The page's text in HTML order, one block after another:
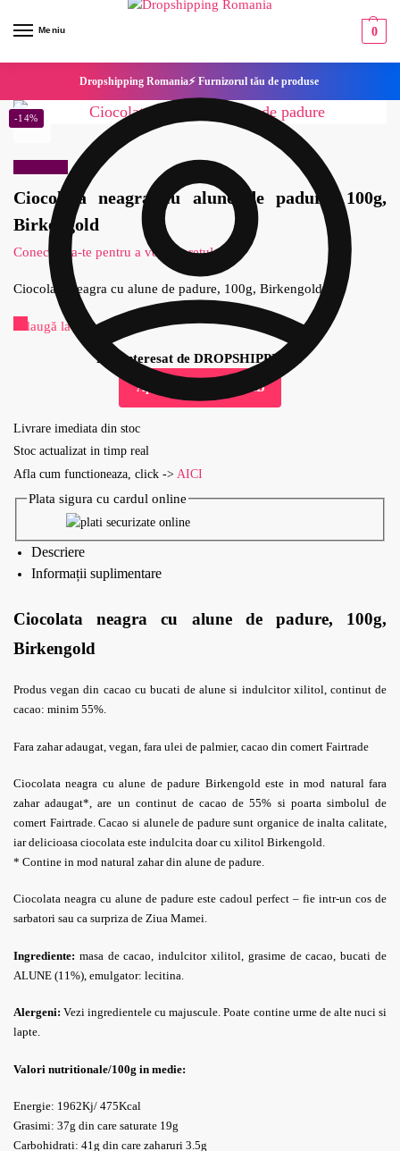
Meniu 0
Dropshipping Romania⚡ Furnizorul tău de produse
Ciocolata neagra cu alune de padure, 100g,
Birkengold
Conecteaza-te pentru a vedea pretul
-14%
Ciocolata neagra cu alune de padure, 100g, Birkengold
Adaugă la Favorite
Esti interesat de DROPSHIPPING?
Aplica pentru cont B2B
Livrare imediata din stoc
Stoc actualizat in timp real
Afla cum functioneaza, click -> AICI
Plata sigura cu cardul online
Descriere
Informații suplimentare
Ciocolata neagra cu alune de padure, 100g,
Birkengold
Produs vegan din cacao cu bucati de alune si indulcitor xilitol, continut de
cacao: minim 55%.
Fara zahar adaugat, vegan, fara ulei de palmier, cacao din comert Fairtrade
Ciocolata neagra cu alune de padure Birkengold este in mod natural fara
zahar adaugat*, are un continut de cacao de 55% si poarta simbolul de
comert Fairtrade. Cacao si alunele de padure sunt organice de inalta calitate,
iar delicioasa ciocolata este indulcita doar cu xilitol Birkengold.
* Contine in mod natural zahar din alune de padure.
Ciocolata neagra cu alune de padure este cadoul perfect – fie intr-un cos de
sarbatori sau ca surpriza de Ziua Mamei.
Ingrediente: masa de cacao, indulcitor xilitol, grasime de cacao, bucati de
ALUNE (11%), emulgator: lecitina.
Alergeni: Vezi ingredientele cu majuscule.Poate contine urme de alte nuci si
lapte.
Valori nutritionale/100g in medie:
Energie: 1962Kj/ 475Kcal
Grasimi: 37g din care saturate 19g
Carbohidrati: 41g din care zaharuri 3.5g